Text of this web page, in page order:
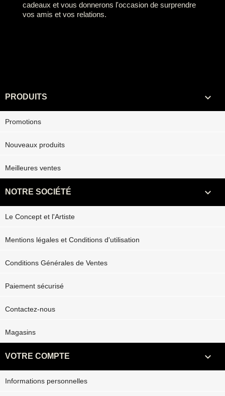
cadeaux et vous donnerons l'occasion de surprendre
vos amis et vos relations.
PRODUITS 
Promotions
Nouveaux produits
Meilleures ventes
NOTRE SOCIÉTÉ 
Le Concept et l'Artiste
Mentions légales et Conditions d'utilisation
Conditions Générales de Ventes
Paiement sécurisé
Contactez-nous
Magasins
VOTRE COMPTE 
Informations personnelles